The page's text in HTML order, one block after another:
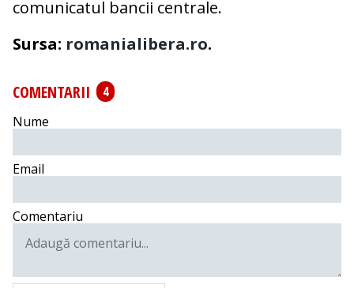
comunicatul bancii centrale.
Sursa: romanialibera.ro.
COMENTARII
4
Nume
Email
Comentariu